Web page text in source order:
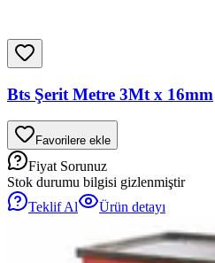
Bts Şerit Metre 3Mt x 16mm
Favorilere ekle
Fiyat Sorunuz
Stok durumu bilgisi gizlenmiştir
Teklif Al
Ürün detayı